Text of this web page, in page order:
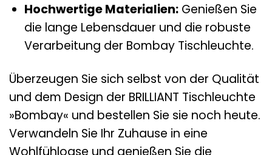
Hochwertige Materialien:Genießen Sie
die lange Lebensdauer und die robuste
Verarbeitung der Bombay Tischleuchte.
Überzeugen Sie sich selbst von der Qualität
und dem Design der BRILLIANT Tischleuchte
»Bombay« und bestellen Sie sie noch heute.
Verwandeln Sie Ihr Zuhause in eine
Wohlfühloase und genießen Sie die